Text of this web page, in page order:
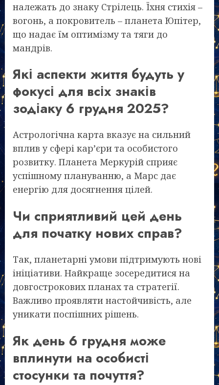
належать до знаку Стрілець. Їхня стихія –
вогонь, а покровитель – планета Юпітер,
що надає їм оптимізму та тяги до
мандрів.
Які аспекти життя будуть у
фокусі для всіх знаків
зодіаку 6 грудня 2025?
Астрологічна карта вказує на сильний
вплив у сфері кар’єри та особистого
розвитку. Планета Меркурій сприяє
успішному плануванню, а Марс дає
енергію для досягнення цілей.
Чи сприятливий цей день
для початку нових справ?
Так, планетарні умови підтримують нові
ініціативи. Найкраще зосередитися на
довгострокових планах та стратегії.
Важливо проявляти настойчивість, але
уникати поспішних рішень.
Як день 6 грудня може
вплинути на особисті
стосунки та почуття?